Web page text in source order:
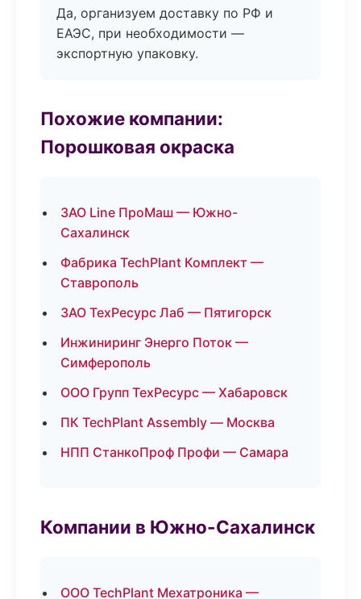
Да, организуем доставку по РФ и
ЕАЭС, при необходимости —
экспортную упаковку.
Похожие компании:
Порошковая окраска
ЗАО Line ПроМаш — Южно-
Сахалинск
Фабрика TechPlant Комплект —
Ставрополь
ЗАО ТехРесурс Лаб — Пятигорск
Инжиниринг Энерго Поток —
Симферополь
ООО Групп ТехРесурс — Хабаровск
ПК TechPlant Assembly — Москва
НПП СтанкоПроф Профи — Самара
Компании в Южно-Сахалинск
ООО TechPlant Мехатроника —